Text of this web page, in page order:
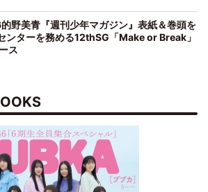
野美青『週刊少年マガジン』表紙＆巻頭を
ンターを務める12thSG「Make or Break」
ス